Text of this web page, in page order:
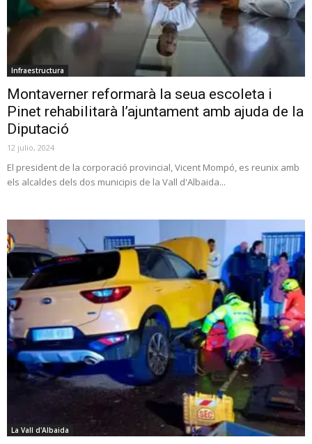
Infraestructura
Montaverner reformarà la seua escoleta i
Pinet rehabilitarà l’ajuntament amb ajuda de la
Diputació
12 julio, 2024
El president de la corporació provincial, Vicent Mompó, es reunix amb
els alcaldes dels dos municipis de la Vall d'Albaida...
La Vall d'Albaida